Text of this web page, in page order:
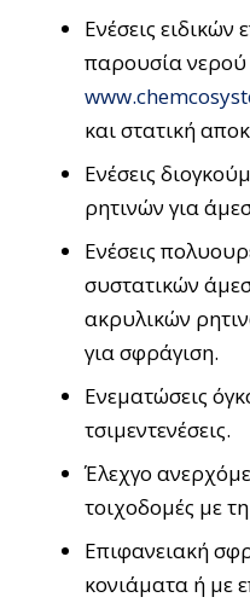
Ενέσεις ειδικών
παρουσία νερού
και στατική
Ενέσεις
ρητινών για
Ενέσεις
συστατικών
ακρυλικών
για σφράγιση.
Ενεματώσεις
τσιμεντενέσεις.
Έλεχγο
τοιχοδομές με
Επιφανειακή
κονιάματα ή με